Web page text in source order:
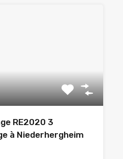
RE2020 3
à Niederhergheim